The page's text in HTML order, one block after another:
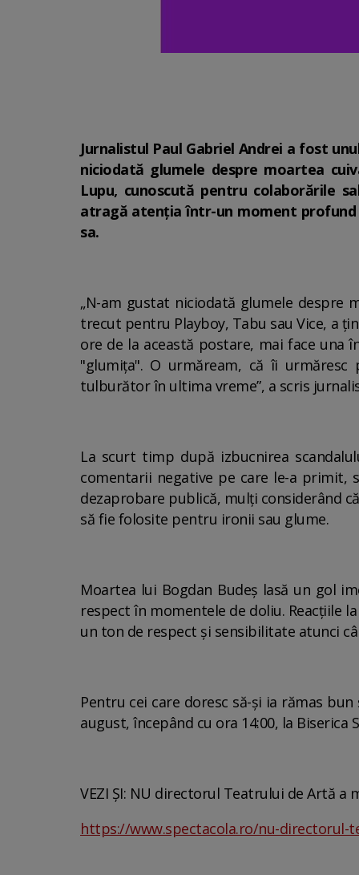
Jurnalistul Paul Gabriel Andrei a fost
niciodată glumele despre moartea
Lupu, cunoscută pentru colaborările
atragă atenția într-un moment
sa.
„N-am gustat niciodată glumele despre
trecut pentru Playboy, Tabu sau Vice, a
ore de la această postare, mai face una
"glumița". O urmăream, că îi
tulburător în ultima vreme”, a scris
La scurt timp după izbucnirea
comentarii negative pe care le-a primit,
dezaprobare publică, mulți considerând
să fie folosite pentru ironii sau glume.
Moartea lui Bogdan Budeș lasă un gol
respect în momentele de doliu. Reacțiile
un ton de respect și sensibilitate atunci
Pentru cei care doresc să-și ia rămas
august, începând cu ora 14:00, la Biserica
VEZI ȘI: NU directorul Teatrului de Artă a
https://www.spectacola.ro/nu-directorul-